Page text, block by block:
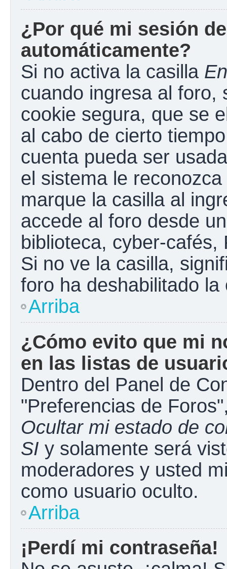
¿Por qué mi sesión
automáticamente?
Si no activa la casilla
cuando ingresa al foro,
cookie segura, que se
al cabo de cierto
cuenta pueda ser
el sistema le
marque la casilla al
accede al foro desde
biblioteca, cyber-
Si no ve la casilla,
foro ha deshabilitado la
Arriba
¿Cómo evito que mi
en las listas de
Dentro del Panel de
"Preferencias de
Ocultar mi estado de
SI y solamente será
moderadores y usted
como usuario oculto.
Arriba
¡Perdí mi contraseña!